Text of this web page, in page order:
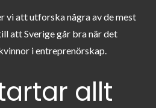
vi att utforska några av de mest
att Sverige går bra när det
i entreprenörskap.
allt